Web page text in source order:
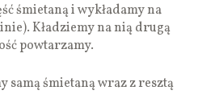
śmietaną i wykładamy na
Kładziemy na nią drugą
powtarzamy.
samą śmietaną wraz z resztą